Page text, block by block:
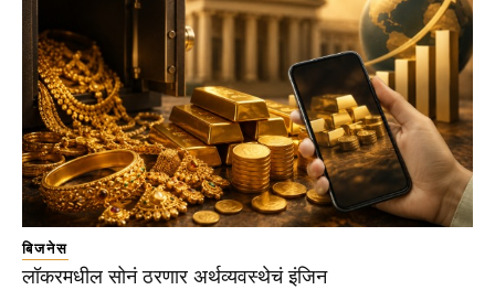
बिजनेस
लॉकरमधील सोनं ठरणार अर्थव्यवस्थेचं इंजिन